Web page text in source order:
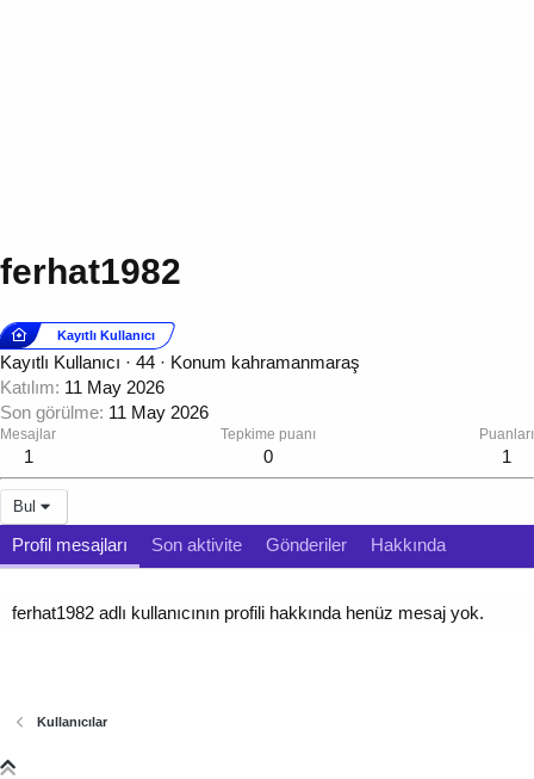
ferhat1982
Kayıtlı Kullanıcı
Kayıtlı Kullanıcı · 44 · Konum kahramanmaraş
Katılım 11 May 2026
Son görülme 11 May 2026
Mesajlar
1
Tepkime puanı
0
Puanları
1
Bul
Profil mesajları Son aktivite Gönderiler Hakkında
ferhat1982 adlı kullanıcının profili hakkında henüz mesaj yok.
Kullanıcılar